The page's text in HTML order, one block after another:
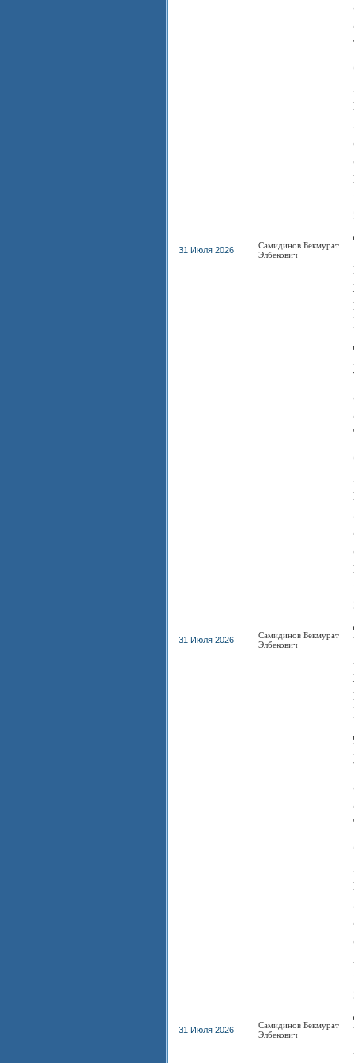
31 Июля 2026
Самидинов Бекмурат
Элбекович
31 Июля 2026
Самидинов Бекмурат
Элбекович
31 Июля 2026
Самидинов Бекмурат
Элбекович